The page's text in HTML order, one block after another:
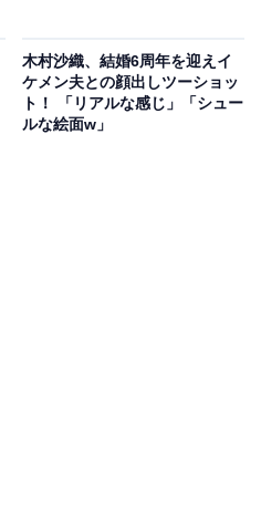
木村沙織、結婚6周年を迎えイ
ケメン夫との顔出しツーショッ
ト！ 「リアルな感じ」「シュー
ルな絵面w」